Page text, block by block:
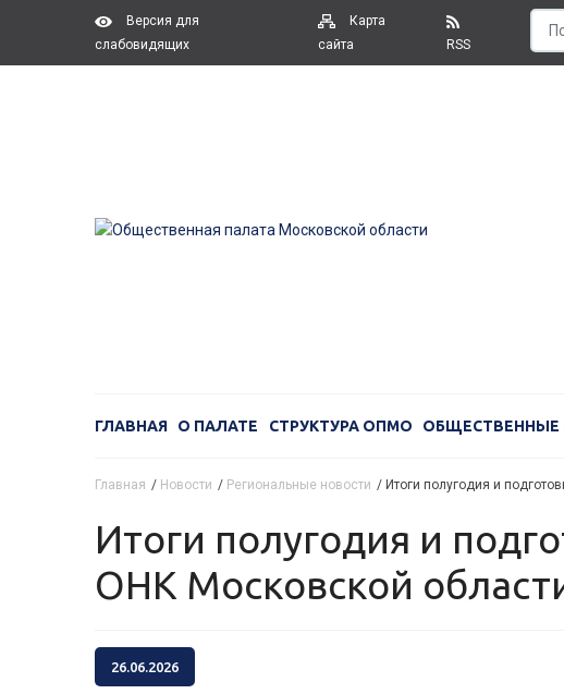
Версия для
слабовидящих
Карта
сайта
RSS
ГЛАВНАЯ О ПАЛАТЕ СТРУКТУРА ОПМО ОБЩЕСТВЕННЫЕ
Главная / Новости / Региональные новости / Итоги полугодия и
Итоги полугодия и подготовка к выборам: состоялось заседание
ОНК Московской
26.06.2026